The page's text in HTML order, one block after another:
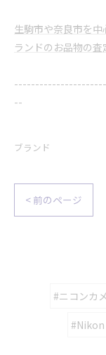
生駒市や奈良市を
ランドのお品物の査
--
ブランド
< 前のページ
#ニコンカ
#Nikon